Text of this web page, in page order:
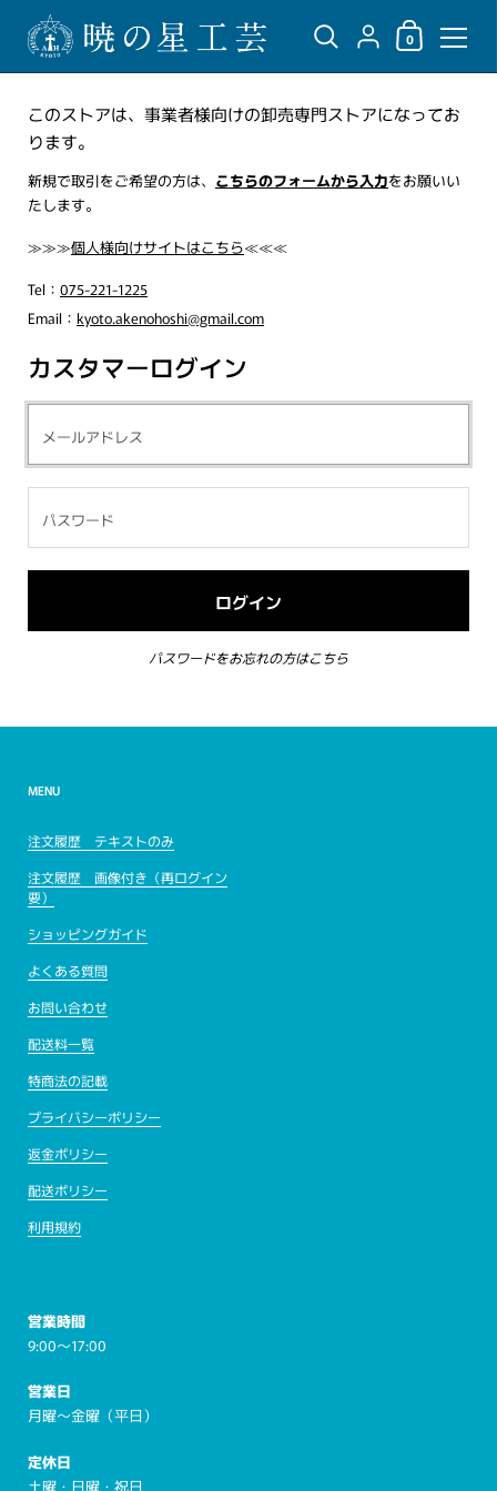
{"title"=>"アカウン
ショッピング
0
このストアは、事業者様向けの卸売専門ストアになってお
ります。
新規で取引をご希望の方は、 こちらのフォームから入力をお願いい
たします。
≫≫≫個人様向けサイトはこちら≪≪≪
Tel： 075-221-1225
Email： kyoto.akenohoshi@gmail.com
カスタマーログイン
パスワードをお忘れの方はこちら
MENU
注文履歴 テキストのみ
注文履歴 画像付き（再ログイン
要）
ショッピングガイド
よくある質問
お問い合わせ
配送料一覧
特商法の記載
プライバシーポリシー
返金ポリシー
配送ポリシー
利用規約
営業時間
9:00～17:00
営業日
月曜～金曜（平日）
定休日
土曜・日曜・祝日